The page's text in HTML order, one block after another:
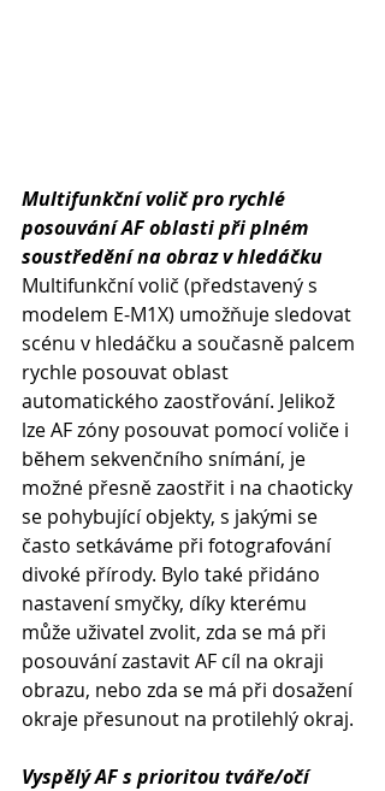
Multifunkční volič pro rychlé
posouvání AF oblasti při plném
soustředění na obraz v hledáčku
Multifunkční volič (představený s
modelem E-M1X) umožňuje sledovat
scénu v hledáčku a současně palcem
rychle posouvat oblast
automatického zaostřování. Jelikož
lze AF zóny posouvat pomocí voliče i
během sekvenčního snímání, je
možné přesně zaostřit i na chaoticky
se pohybující objekty, s jakými se
často setkáváme při fotografování
divoké přírody. Bylo také přidáno
nastavení smyčky, díky kterému
může uživatel zvolit, zda se má při
posouvání zastavit AF cíl na okraji
obrazu, nebo zda se má při dosažení
okraje přesunout na protilehlý okraj.
Vyspělý AF s prioritou tváře/očí